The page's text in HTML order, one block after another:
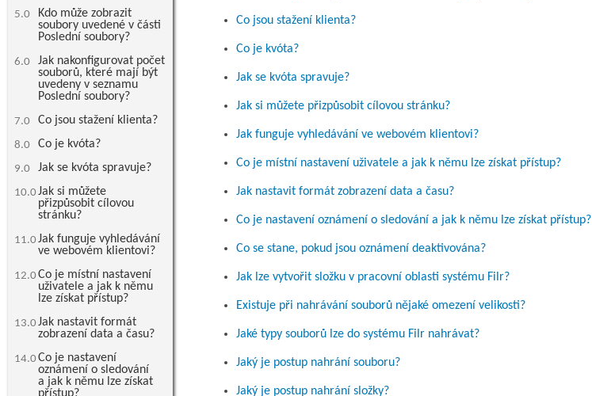
5.0
Kdo může zobrazit
soubory uvedené v části
Poslední soubory?
6.0
Jak nakonfigurovat počet
souborů, které mají být
uvedeny v seznamu
Poslední soubory?
7.0 Co jsou stažení klienta?
8.0 Co je kvóta?
9.0 Jak se kvóta spravuje?
10.0Jak si můžete
přizpůsobit cílovou
stránku?
11.0Jak funguje vyhledávání
ve webovém klientovi?
12.0Co je místní nastavení
uživatele a jak k němu
lze získat přístup?
13.0Jak nastavit formát
zobrazení data a času?
14.0Co je nastavení
oznámení o sledování
a jak k němu lze získat
Co jsou stažení klienta?
Co je kvóta?
Jak se kvóta spravuje?
Jak si můžete přizpůsobit cílovou stránku?
Jak funguje vyhledávání ve webovém klientovi?
Co je místní nastavení uživatele a jak k němu lze získat přístup?
Jak nastavit formát zobrazení data a času?
Co je nastavení oznámení o sledování a jak k němu lze získat přístup?
Co se stane, pokud jsou oznámení deaktivována?
Jak lze vytvořit složku v pracovní oblasti systému Filr?
Existuje při nahrávání souborů nějaké omezení velikosti?
Jaké typy souborů lze do systému Filr nahrávat?
Jaký je postup nahrání souboru?
Jaký je postup nahrání složky?